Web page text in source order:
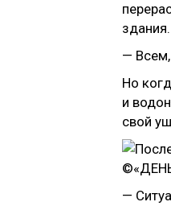
здания.
—
Но
и
свой
—